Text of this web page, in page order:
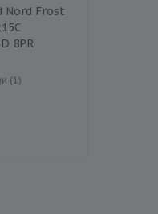
Nord Frost
8PR
(1)